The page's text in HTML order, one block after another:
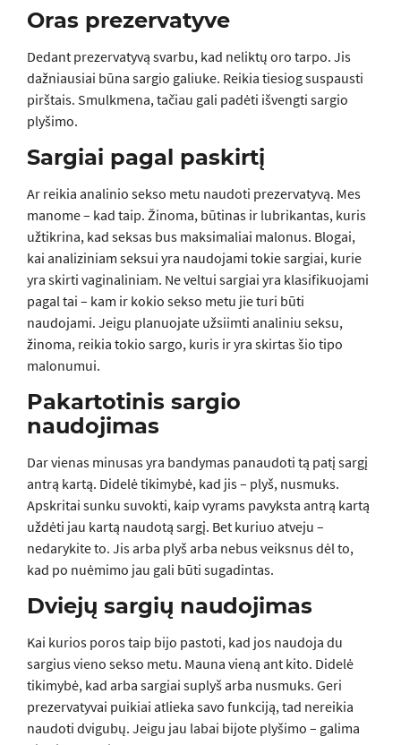
Oras prezervatyve
Dedant prezervatyvą svarbu, kad neliktų oro tarpo. Jis
dažniausiai būna sargio galiuke. Reikia tiesiog suspausti
pirštais. Smulkmena, tačiau gali padėti išvengti sargio
plyšimo.
Sargiai pagal paskirtį
Ar reikia analinio sekso metu naudoti prezervatyvą. Mes
manome – kad taip. Žinoma, būtinas ir lubrikantas, kuris
užtikrina, kad seksas bus maksimaliai malonus. Blogai,
kai analiziniam seksui yra naudojami tokie sargiai, kurie
yra skirti vaginaliniam. Ne veltui sargiai yra klasifikuojami
pagal tai – kam ir kokio sekso metu jie turi būti
naudojami. Jeigu planuojate užsiimti analiniu seksu,
žinoma, reikia tokio sargo, kuris ir yra skirtas šio tipo
malonumui.
Pakartotinis sargio
naudojimas
Dar vienas minusas yra bandymas panaudoti tą patį sargį
antrą kartą. Didelė tikimybė, kad jis – plyš, nusmuks.
Apskritai sunku suvokti, kaip vyrams pavyksta antrą kartą
uždėti jau kartą naudotą sargį. Bet kuriuo atveju –
nedarykite to. Jis arba plyš arba nebus veiksnus dėl to,
kad po nuėmimo jau gali būti sugadintas.
Dviejų sargių naudojimas
Kai kurios poros taip bijo pastoti, kad jos naudoja du
sargius vieno sekso metu. Mauna vieną ant kito. Didelė
tikimybė, kad arba sargiai suplyš arba nusmuks. Geri
prezervatyvai puikiai atlieka savo funkciją, tad nereikia
naudoti dvigubų. Jeigu jau labai bijote plyšimo – galima